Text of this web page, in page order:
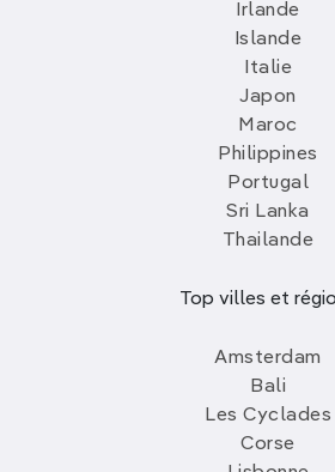
Irlande
Islande
Italie
Japon
Maroc
Philippines
Portugal
Sri Lanka
Thailande
Top villes et
Amsterdam
Bali
Les Cyclades
Corse